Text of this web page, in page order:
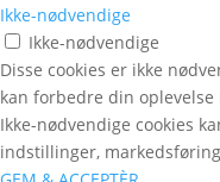
Ikke-nødvendige
Ikke-nødvendige
Disse cookies er ikke
kan forbedre din
Ikke-nødvendige cookies
indstillinger,